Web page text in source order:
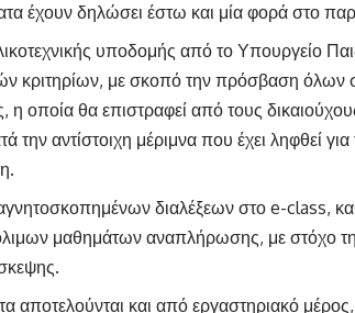
έχουν δηλώσει έστω και μία φορά στο
υποδομής από το Υπουργείο
κριτηρίων, με σκοπό την πρόσβαση όλων
οποία θα επιστραφεί από τους
την αντίστοιχη μέριμνα που έχει ληφθεί
διαλέξεων στο e-class,
μαθημάτων αναπλήρωσης, με στόχο
αποτελούνται και από εργαστηριακό